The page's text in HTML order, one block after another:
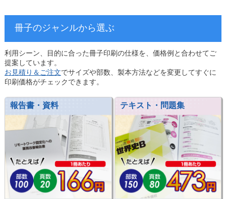
冊子のジャンルから選ぶ
利用シーン、目的に合った冊子印刷の仕様を、価格例と合わせてご
提案しています。
お見積り＆ご注文でサイズや部数、製本方法などを変更してすぐに
印刷価格がチェックできます。
報告書・資料 テキスト・問題集